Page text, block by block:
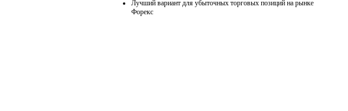
Лучший вариант для убыточных торговых позиций на рынке
Форекс